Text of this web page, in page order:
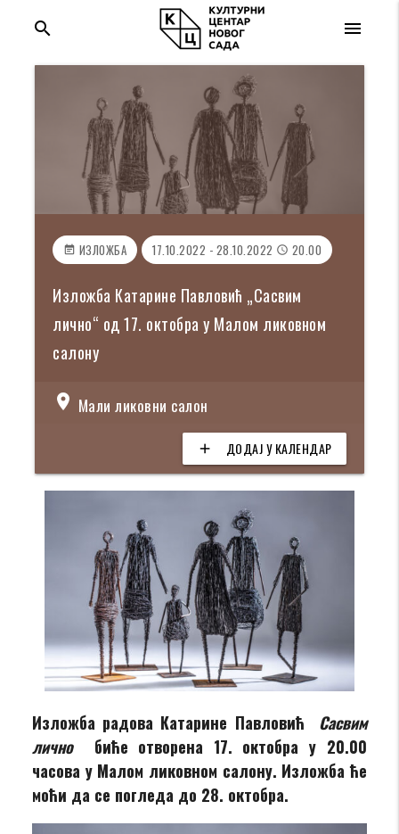
menu
search
event_note ИЗЛОЖБА 17.10.2022 - 28.10.2022 access_time 20.00
Изложба Катарине Павловић „Сасвим
лично“ од 17. октобра у Малом ликовном
салону
location_on Мали ликовни салон
add ДОДАЈ У КАЛЕНДАР
Изложба радова Катарине Павловић Сасвим
лично биће отворена 17. октобра у 20.00
часова у Малом ликовном салону. Изложба ће
моћи да се погледа до 28. октобра.